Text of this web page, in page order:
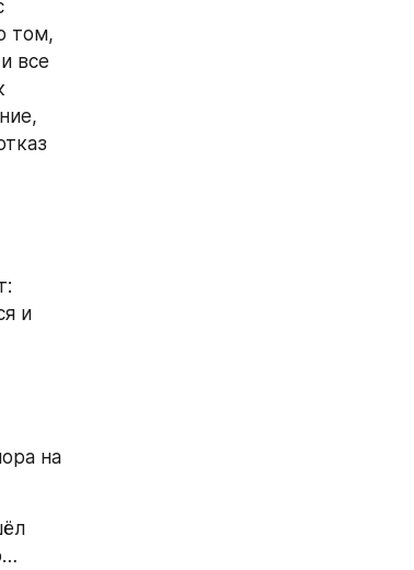
том,
все
и
на